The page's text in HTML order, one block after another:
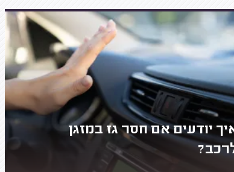
יודעים אם חסר גז במזגן